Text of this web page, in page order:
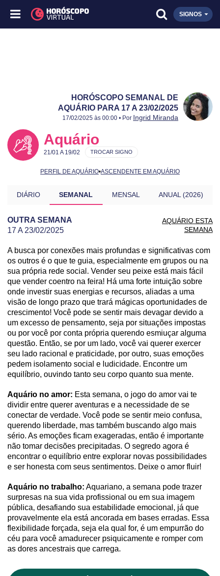
SIGNOS
HORÓSCOPO SEMANAL DE
AQUÁRIO PARA 17 A 23/02/2025
Publicado:
17 a 23/02/2025
Atualizado:
17 a 23/02/2025
17/02/2025 às 00:00 • Por Ingrid Miranda
Aquário
21/01 A 19/02
PERFIL DE AQUÁRIO•ASCENDENTE EM AQUÁRIO
TROCAR SIGNO
DIÁRIO SEMANAL MENSAL ANUAL (2026)
OUTRA SEMANA
17 A 23/02/2025
AQUÁRIO ESTA
SEMANA
PREVISÃO DE AQUÁRIO PARA OUTRA SEMANA
A busca por conexões mais profundas e significativas com
os outros é o que te guia, especialmente em grupos ou na
sua própria rede social. Vender seu peixe está mais fácil
que vender coentro na feira! Há uma forte intuição sobre
onde investir suas energias e recursos, aliadas a uma
visão de longo prazo que trará mágicas oportunidades de
crescimento! Você pode se sentir mais devagar devido a
um excesso de pensamento, seja por situações impostas
ou por você por conta própria querendo esmiuçar alguma
questão. Então, se por um lado, você vai querer exercer
seu lado racional e praticidade, por outro, suas emoções
pedem isolamento social e ludicidade. Encontre um
equilíbrio, ouvindo tanto seu corpo quanto sua mente.
Aquário no amor: Esta semana, o jogo do amor vai te
dividir entre querer aventuras e a necessidade de se
conectar de verdade. Você pode se sentir meio confusa,
querendo liberdade, mas também buscando algo mais
sério. As emoções ficam exageradas, então é importante
não tomar decisões precipitadas. O segredo agora é
encontrar o equilíbrio entre explorar novas possibilidades
e ser honesta com seus sentimentos. Deixe o amor fluir!
Aquário no trabalho: Aquariano, a semana pode trazer
surpresas na sua vida profissional ou em sua imagem
pública, desafiando sua estabilidade emocional, já que
provavelmente ela está ancorada em bases erradas. Essa
flexibilidade forçada, seja ela qual for, é um empurrão do
céu para você amadurecer psiquicamente e romper com
as dores ancestrais que carrega.